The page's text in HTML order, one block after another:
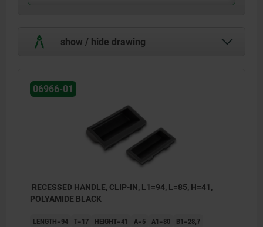
show / hide drawing
06966-01
RECESSED HANDLE, CLIP-IN, L1=94, L=85, H=41,
POLYAMIDE BLACK
LENGTH=94 T=17 HEIGHT=41 A=5 A1=80
B1=28,7